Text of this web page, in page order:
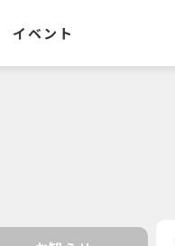
イベント